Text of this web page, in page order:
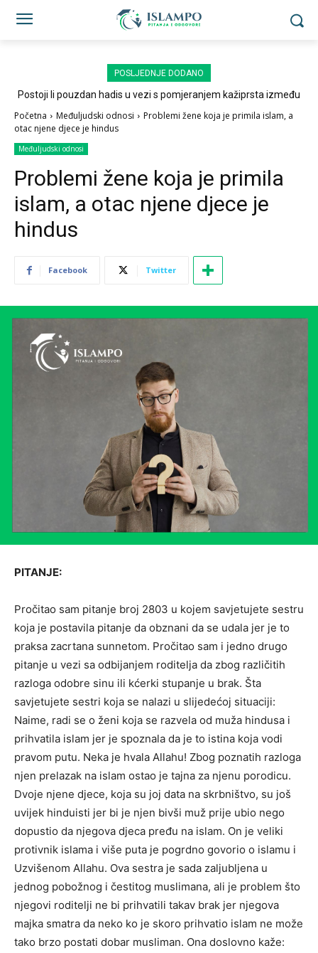
POSLJEDNJE DODANO
Postoji li pouzdan hadis u vezi s pomjeranjem kažiprsta između
Početna Međuljudski odnosi
Problemi žene koja je primila islam, a
otac njene djece je hindus
Međuljudski odnosi
Problemi žene koja je primila
islam, a otac njene djece je
hindus
Facebook Twitter
PITANJE:
Pročitao sam pitanje broj 2803 u kojem savjetujete sestru
koja je postavila pitanje da obznani da se udala jer je to
praksa zacrtana sunnetom. Pročitao sam i jedno drugo
pitanje u vezi sa odbijanjem roditelja da zbog različitih
razloga odobre sinu ili kćerki stupanje u brak. Šta
savjetujete sestri koja se nalazi u slijedećoj situaciji:
Naime, radi se o ženi koja se razvela od muža hindusa i
prihvatila islam jer je spoznala da je to istina koja vodi
pravom putu. Neka je hvala Allahu! Zbog poznatih razloga
njen prelazak na islam ostao je tajna za njenu porodicu.
Dvoje njene djece, koja su joj data na skrbništvo, su još
uvijek hinduisti jer bi je njen bivši muž prije ubio nego
dopustio da njegova djeca pređu na islam. On je veliki
protivnik islama i više puta je pogrdno govorio o islamu i
Uzvišenom Allahu. Ova sestra je sada zaljubljena u
jednog pobožnog i čestitog muslimana, ali je problem što
njegovi roditelji ne bi prihvatili takav brak jer njegova
majka smatra da neko ko je skoro prihvatio islam ne može
tako brzo postati dobar musliman. Ona doslovno kaže: